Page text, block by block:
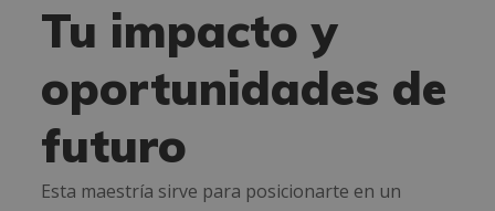
Tu impacto y
oportunidades de
futuro
Esta maestría sirve para posicionarte en un